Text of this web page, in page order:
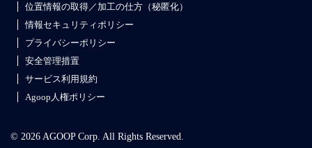
位置情報の取得／加工の仕方（秘匿化）
情報セキュリティポリシー
プライバシーポリシー
安全管理措置
サービス利用規約
Agoop人権ポリシー
© 2026 AGOOP Corp. All Rights Reserved.